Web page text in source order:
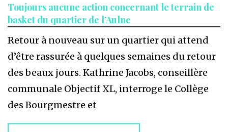
Toujours aucune action concernant le terrain de
basket du quartier de l’Aulne
Retour à nouveau sur un quartier qui attend
d’être rassurée à quelques semaines du retour
des beaux jours. Kathrine Jacobs, conseillère
communale Objectif XL, interroge le Collège
des Bourgmestre et